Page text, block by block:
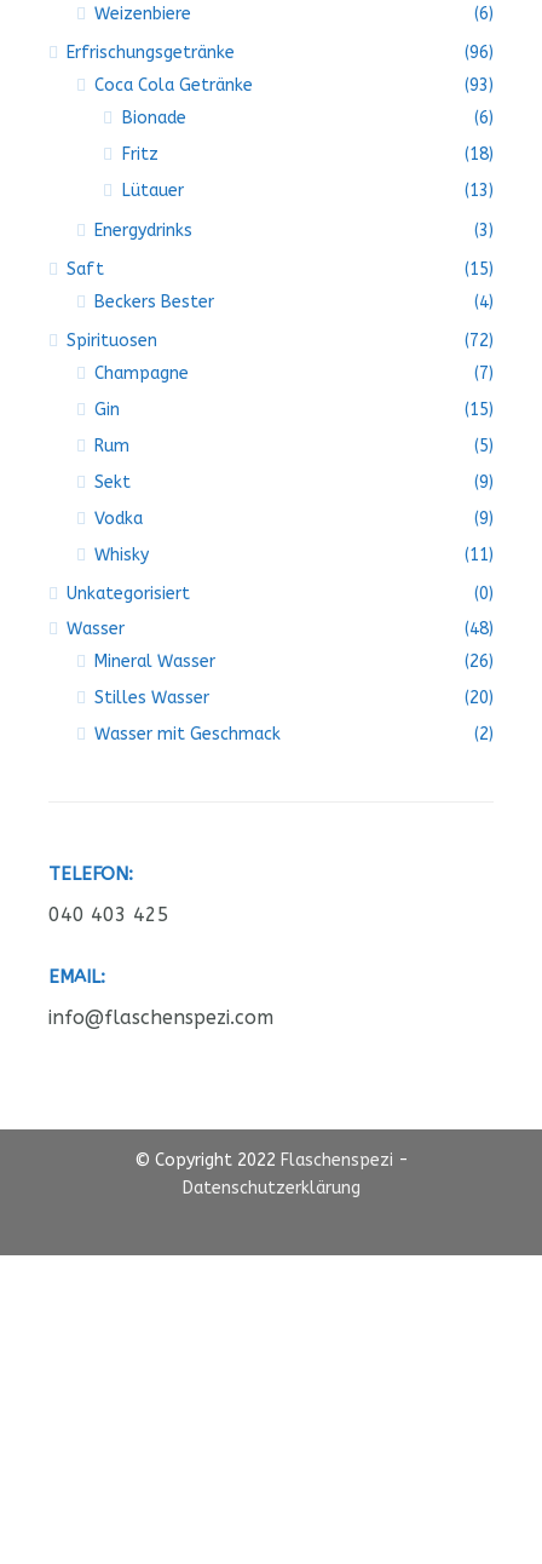
Weizenbiere
(6)
Erfrischungsgetränke
(96)
Coca Cola Getränke
(93)
Bionade
(6)
Fritz
(18)
Lütauer
(13)
Energydrinks
(3)
Saft
(15)
Beckers Bester
(4)
Spirituosen
(72)
Champagne
(7)
Gin
(15)
Rum
(5)
Sekt
(9)
Vodka
(9)
Whisky
(11)
Unkategorisiert
(0)
Wasser
(48)
Mineral Wasser
(26)
Stilles Wasser
(20)
Wasser mit Geschmack
(2)
TELEFON:
040 403 425
EMAIL:
info@flaschenspezi.com
© Copyright 2022 Flaschenspezi -
Datenschutzerklärung